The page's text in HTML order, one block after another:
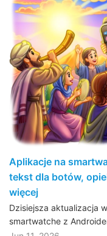
Aplikacje na
tekst dla botów,
więcej
Dzisiejsza aktualizacja
smartwatche z